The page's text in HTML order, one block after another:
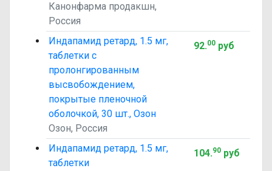
Канонфарма продакшн,
Россия
Индапамид ретард, 1.5 мг,
таблетки с
пролонгированным
высвобождением,
покрытые пленочной
оболочкой, 30 шт., Озон
Озон, Россия
92.00руб
Индапамид ретард, 1.5 мг,
таблетки
104.90руб